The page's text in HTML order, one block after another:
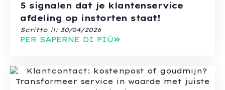
5 signalen dat je klantenservice
afdeling op instorten staat!
Scritto il: 30/04/2026
PER SAPERNE DI PIÙ